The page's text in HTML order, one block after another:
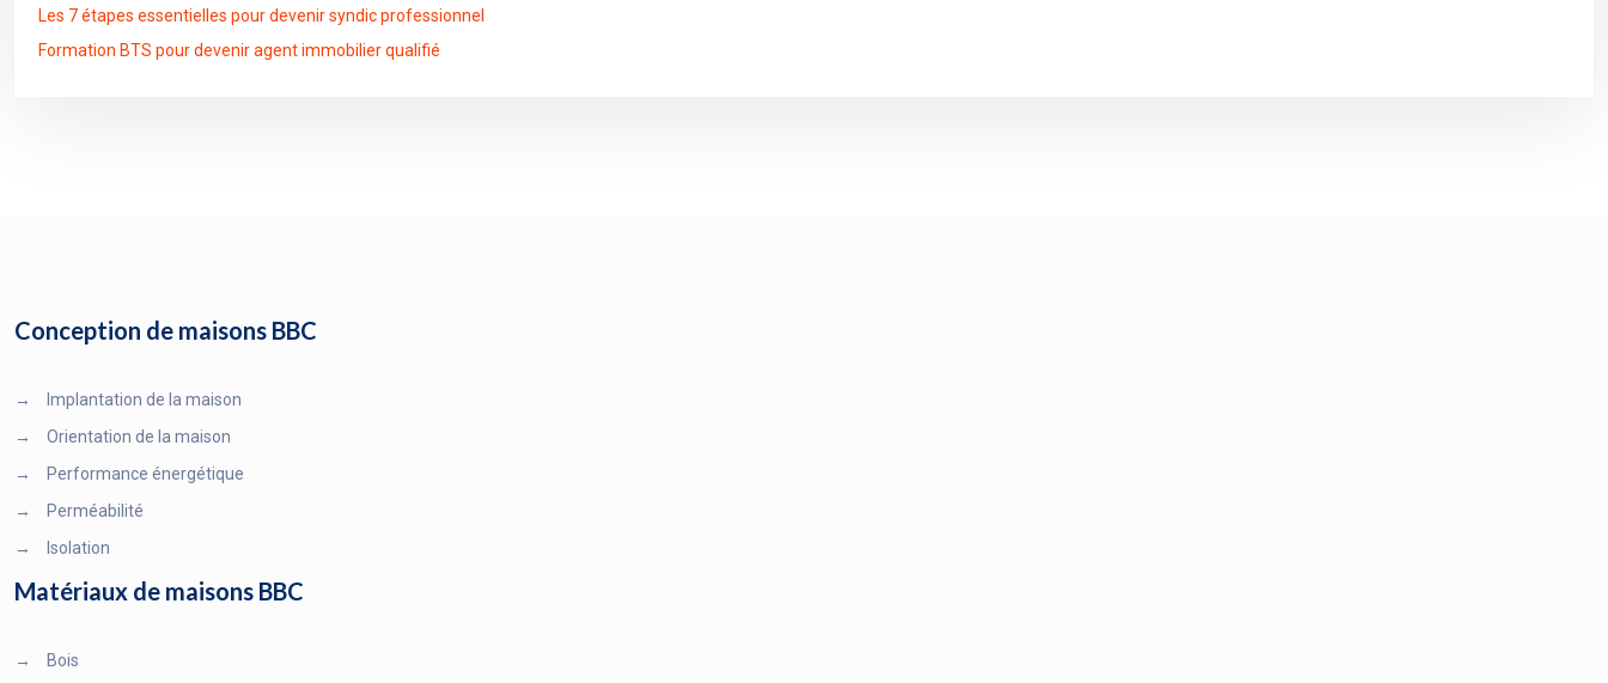
Les 7 étapes essentielles pour devenir syndic professionnel
Formation BTS pour devenir agent immobilier qualifié
Conception de maisons BBC
→
Implantation de la maison
→
Orientation de la maison
→
Performance énergétique
→
Perméabilité
→
Isolation
Matériaux de maisons BBC
→
Bois